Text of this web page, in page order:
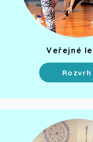
Veřejné
Rozvrh